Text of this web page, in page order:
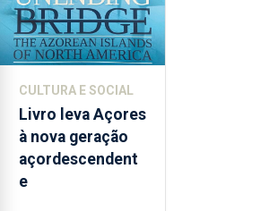
CULTURA E SOCIAL
Livro leva Açores
à nova geração
açordescendent
e